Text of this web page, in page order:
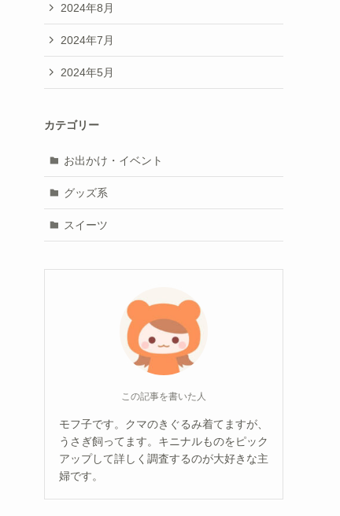
2024年8月
2024年7月
2024年5月
カテゴリー
お出かけ・イベント
グッズ系
スイーツ
この記事を書いた人
モフ子です。クマのきぐるみ着てますが、
うさぎ飼ってます。キニナルものをピック
アップして詳しく調査するのが大好きな主
婦です。